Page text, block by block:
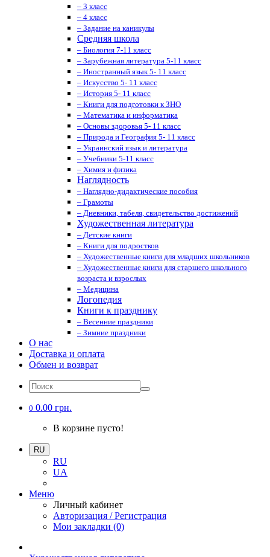
– 3 класс
– 4 класс
– Задание на каникулы
Средняя школа
– Биология 7-11 класс
– Зарубежная литература 5-11 класс
– Иностранный язык 5- 11 класс
– Искусство 5- 11 класс
– История 5- 11 класс
– Книги для подготовки к ЗНО
– Математика и информатика
– Основы здоровья 5- 11 класс
– Природа и География 5- 11 класс
– Украинский язык и литература
– Учебники 5-11 класс
– Химия и физика
Наглядность
– Наглядно-дидактические пособия
– Грамоты
– Дневники, табеля, свидетельство достижений
Художественная литература
– Детские книги
– Книги для подростков
– Художественные книги для младших школьников
– Художественные книги для старшего школьного
возраста и взрослых
– Медицина
Логопедия
Книги к празднику
– Весенние праздники
– Зимние праздники
О нас
Доставка и оплата
Обмен и возврат
0 0.00 грн.
В корзине пусто!
RU
RU
UA
Меню
Личный кабинет
Авторизация / Регистрация
Мои закладки (0)